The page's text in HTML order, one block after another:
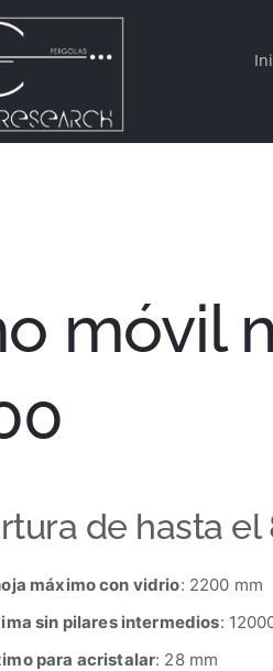
móvil
de hasta el
máximo con vidrio: 2200 mm
sin pilares intermedios:
para acristalar: 28 mm